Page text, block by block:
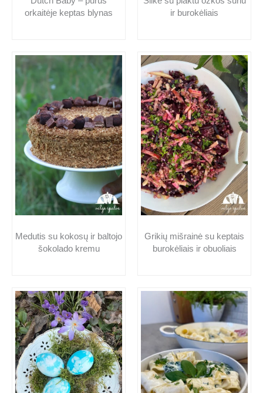
orkaitėje keptas blynas
ir burokėliais
Medutis su kokosų ir baltojo
šokolado kremu
Grikių mišrainė su keptais
burokėliais ir obuoliais